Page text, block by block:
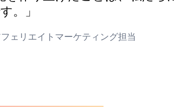
。」
ェリエイトマーケティング担当